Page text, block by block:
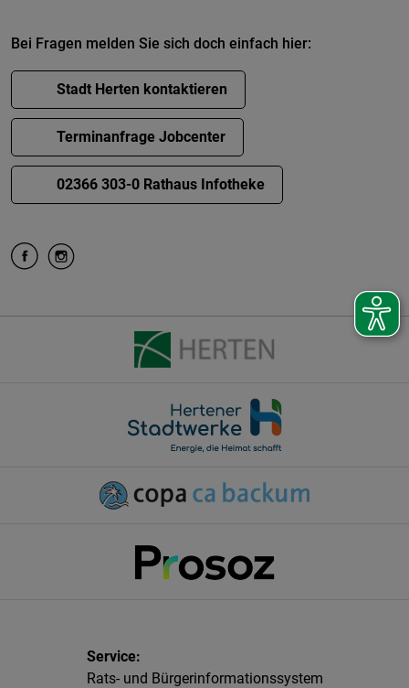
Bei Fragen melden Sie sich doch einfach hier:
Stadt Herten kontaktieren
Terminanfrage Jobcenter
02366 303-0 Rathaus Infotheke
Rats- und Bürgerinformationssystem